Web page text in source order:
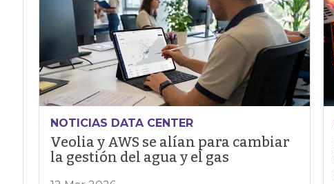
NOTICIAS DATA CENTER
Veolia y AWS se alían para cambiar
la gestión del agua y el gas